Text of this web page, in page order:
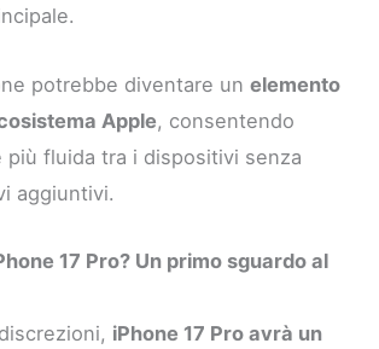
potrebbe diventare unelemento
Apple, consentendo
più fluida tra i dispositivi senza
aggiuntivi.
17 Pro? Un primo sguardo al
iPhone 17 Pro avrà un